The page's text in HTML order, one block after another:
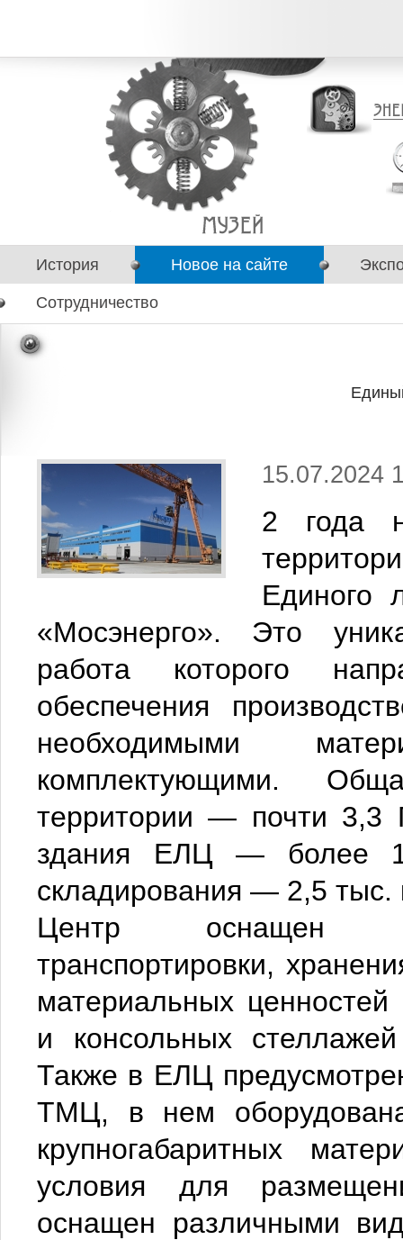
История Новое на сайте
Сотрудничество
15.07.2024
2 года
Единого
«Мосэнерго». Это
работа которого
обеспечения
необходимыми
комплектующими.
территории — почти 3,3
здания ЕЛЦ — более
складирования — 2,5
Центр оснащен
транспортировки,
материальных
и консольных
Также в ЕЛЦ
ТМЦ, в нем
крупногабаритных
условия для
оснащен различными